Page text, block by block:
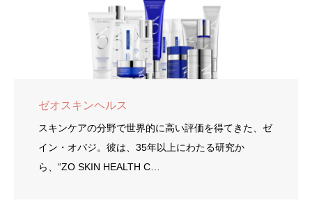
ゼオスキンヘルス
スキンケアの分野で世界的に高い評価を得てきた、ゼ
イン・オバジ。彼は、35年以上にわたる研究か
ら、“ZO SKIN HEALTH C…